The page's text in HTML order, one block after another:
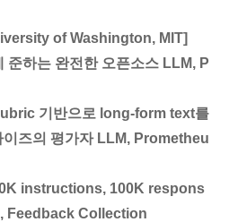
of Washington, MIT]
준하는 완전한 오픈소스 LLM, P
기반으로 long-form text를
이즈의 평가자 LLM, Prometheu
instructions, 100K respons
Feedback Collection